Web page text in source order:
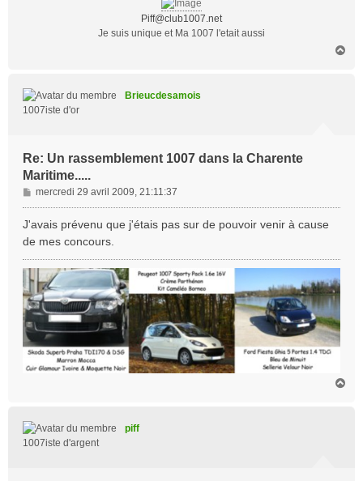
Piff@club1007.net
Je suis unique et Ma 1007 l'etait aussi
Brieucdesamois
1007iste d'or
Re: Un rassemblement 1007 dans la Charente
Maritime.....
M
e
s
a
g
e
mercredi 29 avril 2009, 21:11:37
J'avais prévenu que j'étais pas sur de pouvoir venir à cause
de mes concours.
piff
1007iste d'argent